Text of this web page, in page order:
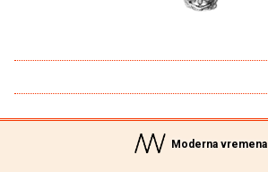
Moderna vremena